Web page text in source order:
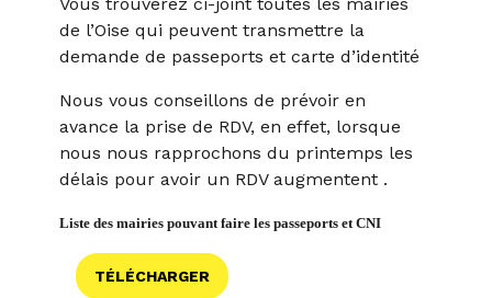
de l’Oise qui peuvent transmettre la
demande de passeports et carte d’identité
Nous vous conseillons de prévoir en
avance la prise de RDV, en effet, lorsque
nous nous rapprochons du printemps les
délais pour avoir un RDV augmentent .
Liste des mairies pouvant faire les passeports et CNI
TÉLÉCHARGER